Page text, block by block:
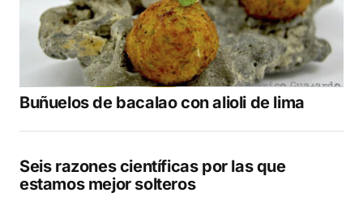
Buñuelos de bacalao con alioli de lima
Seis razones científicas por las que
estamos mejor solteros